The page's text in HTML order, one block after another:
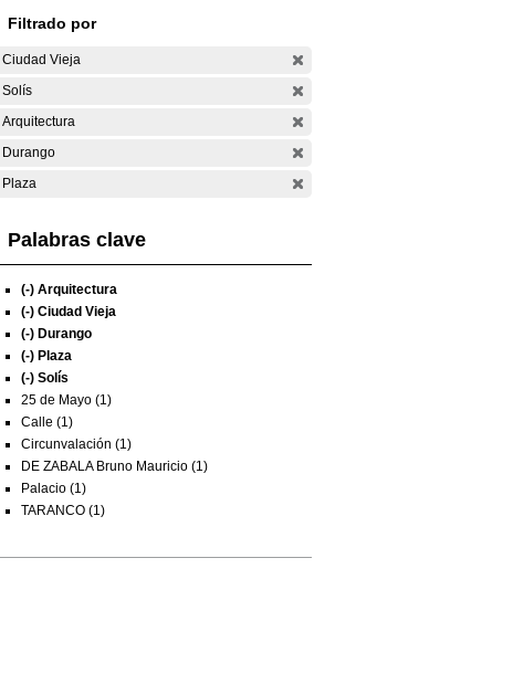
Filtrado por
Ciudad Vieja
Solís
Arquitectura
Durango
Plaza
Palabras clave
(-) Arquitectura
(-) Ciudad Vieja
(-) Durango
(-) Plaza
(-) Solís
25 de Mayo (1)
Calle (1)
Circunvalación (1)
DE ZABALA Bruno Mauricio (1)
Palacio (1)
TARANCO (1)